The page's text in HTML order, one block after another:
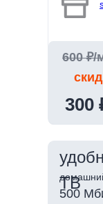
300
600 ₽/
500
ТВ